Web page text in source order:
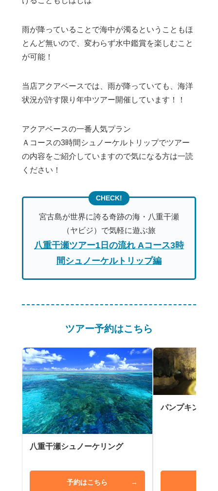
雨が降っていることで海中が濁るということもほ
とんど無いので、変わらず水中鑑賞を楽しむこと
が可能！
当店アクアベースでは、雨が降っていても、海洋
状況が許す限り年中ツアー開催しています！！
アクアベースの一番人気プラン
Ａコースの3時間シュノーケルトリップでツアー
の内容をご紹介していますので気になる方は一読
ください！
宮古島が世界に誇る奇跡の海・八重干瀬
（ヤビジ）で気軽に遊ぶ旅
八重干瀬ツアー1日の流れ Aコース3時
間シュノーケルトリップ編
ツアー予約はこちら
八重干瀬シュノーケリング
予約はこちら →
パンプキン鍾乳